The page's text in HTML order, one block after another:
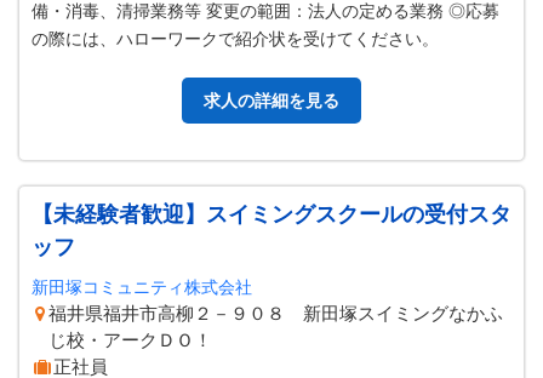
備・消毒、清掃業務等 変更の範囲：法人の定める業務 ◎応募
の際には、ハローワークで紹介状を受けてください。
求人の詳細を見る
【未経験者歓迎】スイミングスクールの受付スタ
ッフ
新田塚コミュニティ株式会社
福井県福井市高柳２－９０８ 新田塚スイミングなかふ
じ校・アークＤＯ！
正社員